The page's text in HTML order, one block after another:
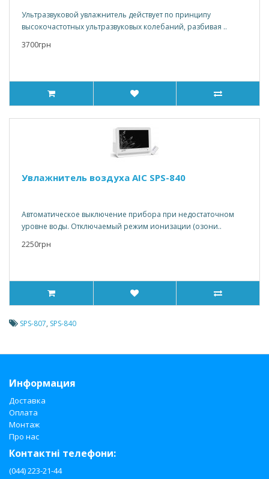
Ультразвуковой увлажнитель действует по принципу
высокочастотных ультразвуковых колебаний, разбивая ..
3700грн
Увлажнитель воздуха AIC SPS-840
Автоматическое выключение прибора при недостаточном
уровне воды. Отключаемый режим ионизации (озони..
2250грн
SPS-807, SPS-840
Информация
Доставка
Оплата
Монтаж
Про нас
Контактні телефони:
(044) 223-21-44